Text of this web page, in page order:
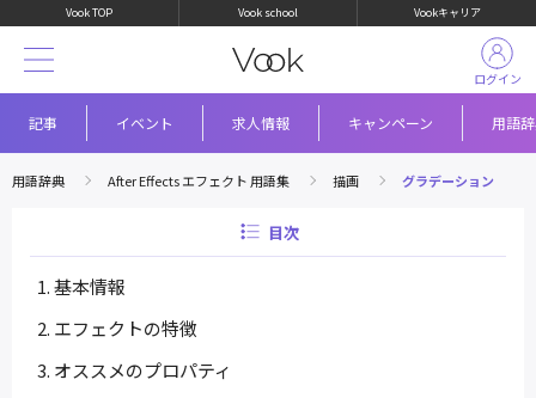
Vook TOP Vook school Vookキャリア
記事 イベント 求人情報 キャンペーン 用語
ログイン
用語辞典 After Effects エフェクト 用語集 描画 グラデーション
目次
基本情報
エフェクトの特徴
オススメのプロパティ